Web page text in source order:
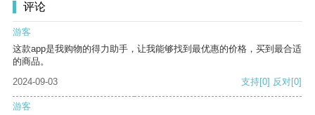
评论
游客
这款app是我购物的得力助手，让我能够找到最优惠的价格，买到最合适
的商品。
2024-09-03
支持[0] 反对[0]
游客